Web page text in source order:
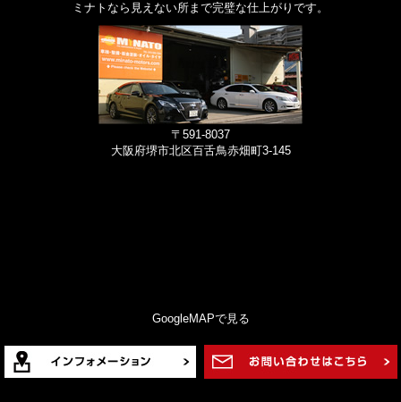
ミナトなら見えない所まで完璧な仕上がりです。
〒591-8037
大阪府堺市北区百舌鳥赤畑町3-145
GoogleMAPで見る